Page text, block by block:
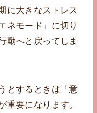
に大きなストレス
ネモード」に切り
動へと戻ってしま
とするときは「意
重要になります。